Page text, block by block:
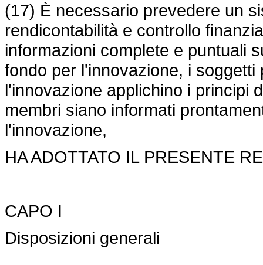
(17) È necessario prevedere un
rendicontabilità e controllo
informazioni complete e puntuali
fondo per l'innovazione, i
l'innovazione applichino i principi
membri siano informati
l'innovazione,
HA ADOTTATO IL PRESENTE
CAPO I
Disposizioni generali